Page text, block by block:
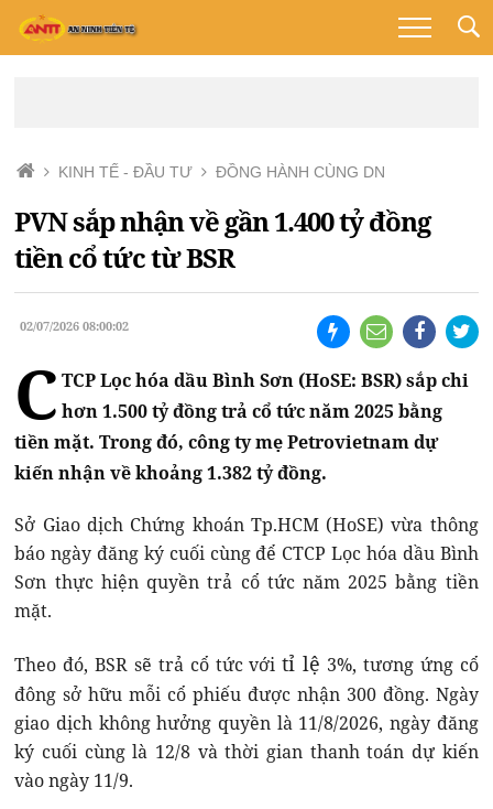
KINH TẾ - ĐẦU TƯ ĐỒNG HÀNH CÙNG DN
PVN sắp nhận về gần 1.400 tỷ đồng
tiền cổ tức từ BSR
02/07/2026 08:00:02
C TCP Lọc hóa dầu Bình Sơn (HoSE: BSR) sắp chi
hơn 1.500 tỷ đồng trả cổ tức năm 2025 bằng
tiền mặt. Trong đó, công ty mẹ Petrovietnam dự
kiến nhận về khoảng 1.382 tỷ đồng.
Sở Giao dịch Chứng khoán Tp.HCM (HoSE) vừa thông
báo ngày đăng ký cuối cùng để CTCP Lọc hóa dầu Bình
Sơn thực hiện quyền trả cổ tức năm 2025 bằng tiền
mặt.
Theo đó, BSR sẽ trả cổ tức vớitỉ lệ 3%, tương ứng cổ
đông sở hữu mỗi cổ phiếu được nhận 300 đồng. Ngày
giao dịch không hưởng quyền là 11/8/2026, ngày đăng
ký cuối cùng là 12/8 và thời gian thanh toán dự kiến
vào ngày 11/9.